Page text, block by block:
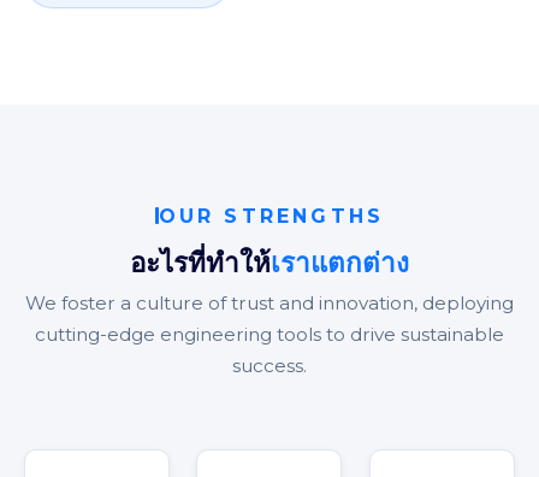
OUR STRENGTHS
อะไรที่ทำให้เราแตกต่าง
We foster a culture of trust and innovation, deploying
cutting-edge engineering tools to drive sustainable
success.